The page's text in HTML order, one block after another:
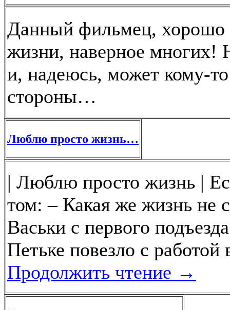
Данный фильмец, хорошо
жизни, наверное многих!
и, надеюсь, может кому-
стороны…
Люблю просто жизнь…
| Люблю просто жизнь |
том: – Какая же жизнь не
Васьки с первого
Петьке повезло с
Продолжить чтение →